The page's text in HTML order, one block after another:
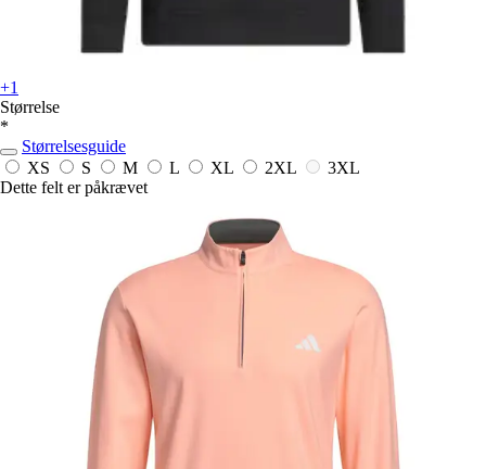
+1
Størrelse
*
Størrelsesguide
XS
S M L XL 2XL
3XL
Dette felt er påkrævet